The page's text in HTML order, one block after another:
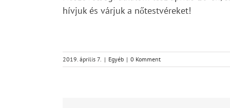
hívjuk és várjuk a nőtestvéreket!
2019. április 7. | Egyéb | 0 Komment